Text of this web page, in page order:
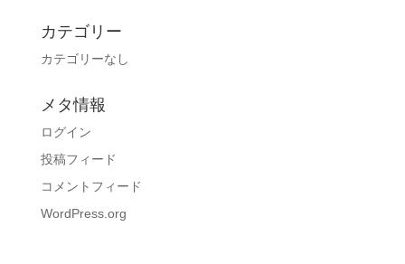
カテゴリー
カテゴリーなし
メタ情報
ログイン
投稿フィード
コメントフィード
WordPress.org